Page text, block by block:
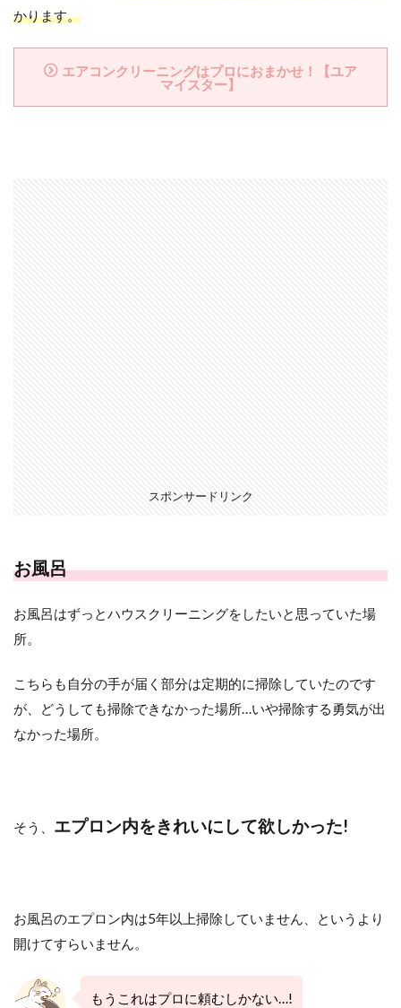
かります。
エアコンクリーニングはプロにおまかせ！【ユア
マイスター】
スポンサードリンク
お風呂
お風呂はずっとハウスクリーニングをしたいと思っていた場
所。
こちらも自分の手が届く部分は定期的に掃除していたのです
が、どうしても掃除できなかった場所…いや掃除する勇気が出
なかった場所。
そう、 エプロン内をきれいにして欲しかった!
お風呂のエプロン内は5年以上掃除していません、というより
開けてすらいません。
もうこれはプロに頼むしかない…!